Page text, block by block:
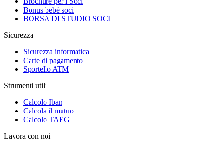
Bonus bebè soci
BORSA DI STUDIO SOCI
Sicurezza
Sicurezza informatica
Carte di pagamento
Sportello ATM
Strumenti utili
Calcolo Iban
Calcola il mutuo
Calcolo TAEG
Lavora con noi